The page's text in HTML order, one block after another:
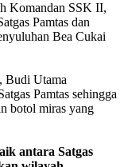
Komandan SSK II,
Pamtas dan
Bea Cukai
Budi Utama
Pamtas sehingga
botol miras yang
antara Satgas